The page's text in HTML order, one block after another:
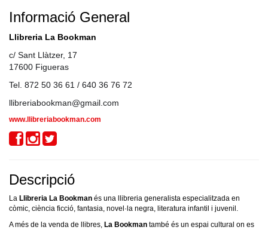
Informació General
Llibreria La Bookman
c/ Sant Llàtzer, 17
17600 Figueras
Tel. 872 50 36 61 / 640 36 76 72
llibreriabookman@gmail.com
www.llibreriabookman.com
Descripció
La Llibreria La Bookman és una llibreria generalista especialitzada en
còmic, ciència ficció, fantasia, novel·la negra, literatura infantil i juvenil.
A més de la venda de llibres, La Bookman també és un espai cultural on es